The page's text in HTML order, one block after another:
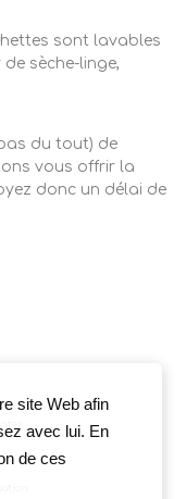
sont lavables
sèche-linge,
du tout) de
vous offrir la
donc un délai de
site Web afin
avec lui. En
de ces